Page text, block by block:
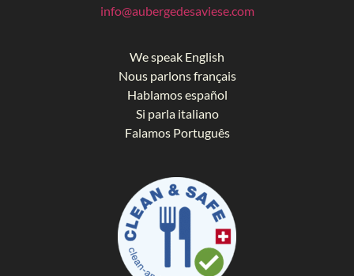
info@aubergedesaviese.com
We speak English
Nous parlons français
Hablamos español
Si parla italiano
Falamos Português